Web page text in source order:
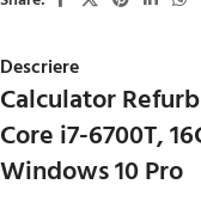
Descriere
Calculator
Core i7-6700T,
Windows 10 Pro